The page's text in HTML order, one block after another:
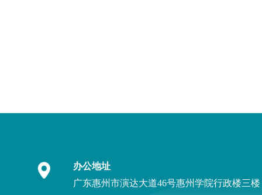
办公地址
广东惠州市演达大道46号惠州学院行政楼三楼